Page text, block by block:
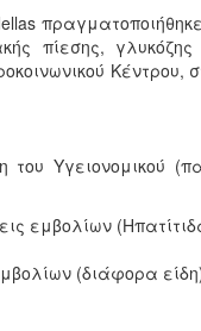
πίεσης,
Κέντρου,
Υγειονομικού
εμβολίων
(διάφορα